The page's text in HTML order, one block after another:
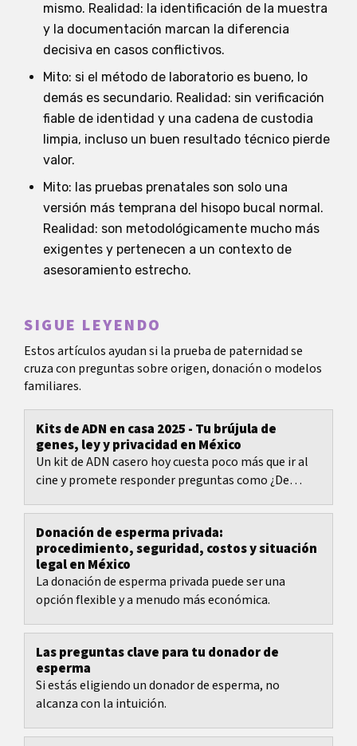
mismo. Realidad: la identificación de la muestra
y la documentación marcan la diferencia
decisiva en casos conflictivos.
Mito: si el método de laboratorio es bueno, lo
demás es secundario. Realidad: sin verificación
fiable de identidad y una cadena de custodia
limpia, incluso un buen resultado técnico pierde
valor.
Mito: las pruebas prenatales son solo una
versión más temprana del hisopo bucal normal.
Realidad: son metodológicamente mucho más
exigentes y pertenecen a un contexto de
asesoramiento estrecho.
SIGUE LEYENDO
Estos artículos ayudan si la prueba de paternidad se
cruza con preguntas sobre origen, donación o modelos
familiares.
Kits de ADN en casa 2025 - Tu brújula de
genes, ley y privacidad en México
Un kit de ADN casero hoy cuesta poco más que ir al
cine y promete responder preguntas como ¿De
Donación de esperma privada:
procedimiento, seguridad, costos y situación
legal en México
La donación de esperma privada puede ser una
opción flexible y a menudo más económica.
Las preguntas clave para tu donador de
esperma
Si estás eligiendo un donador de esperma, no
alcanza con la intuición.